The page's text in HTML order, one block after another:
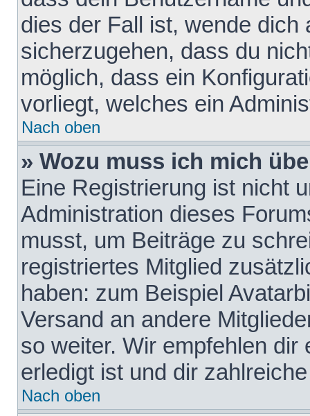
dies der Fall ist, wende dich
sicherzugehen, dass du
möglich, dass ein
vorliegt, welches ein
Nach oben
» Wozu muss ich mich
Eine Registrierung ist nicht
Administration dieses
musst, um Beiträge zu
registriertes Mitglied
haben: zum Beispiel
Versand an andere
so weiter. Wir empfehlen
erledigt ist und dir
Nach oben